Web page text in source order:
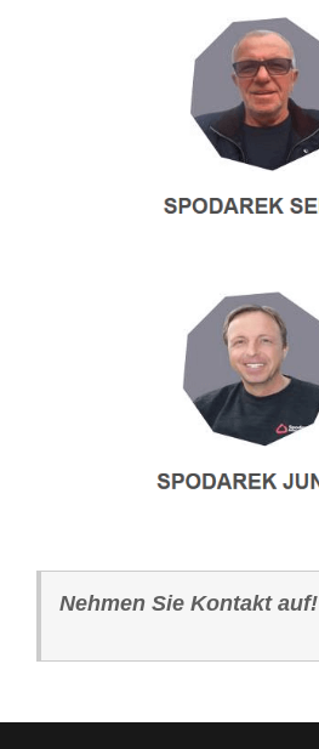
Nehmen Sie Kontakt auf!